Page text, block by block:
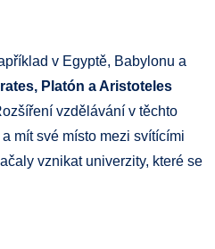
v Egyptě, Babylonu a
Platón a Aristoteles
vzdělávání v těchto
mít své místo mezi svítícími
vznikat univerzity, které se